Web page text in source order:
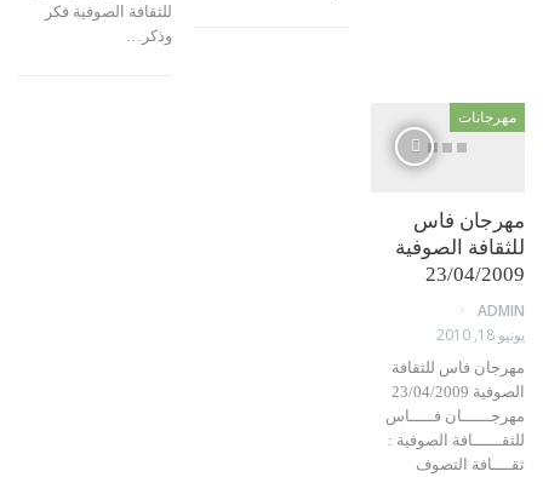
للثقافة الصوفية فكر
فاس
الصوفية
23/04/
فاس للثقافة
الصوفية 23/04/2009
فـــــاس
الصوفية :
التصوف